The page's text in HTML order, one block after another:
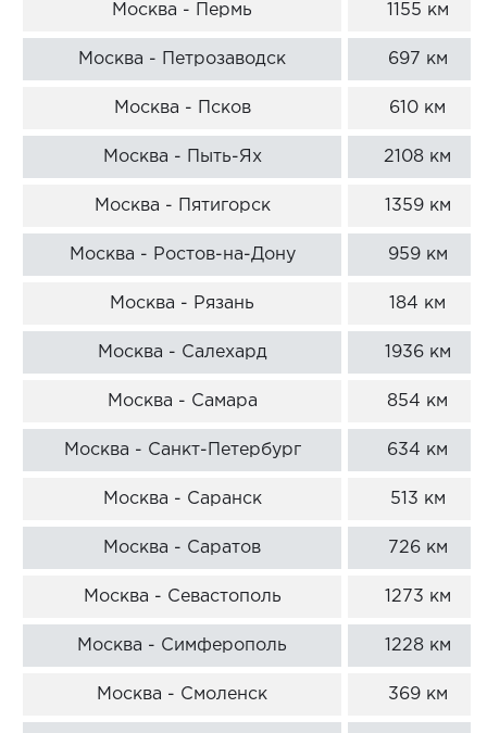
Москва - Пермь 1155 км
Москва - Петрозаводск 697 км
Москва - Псков 610 км
Москва - Пыть-Ях 2108 км
Москва - Пятигорск 1359 км
Москва - Ростов-на-Дону 959 км
Москва - Рязань 184 км
Москва - Салехард 1936 км
Москва - Самара 854 км
Москва - Санкт-Петербург 634 км
Москва - Саранск 513 км
Москва - Саратов 726 км
Москва - Севастополь 1273 км
Москва - Симферополь 1228 км
Москва - Смоленск 369 км